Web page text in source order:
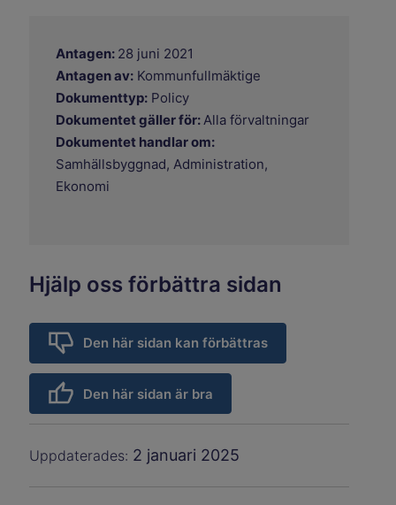
Antagen: 28 juni 2021
Antagen av: Kommunfullmäktige
Dokumenttyp: Policy
Dokumentet gäller för: Alla förvaltningar
Dokumentet handlar om:
Samhällsbyggnad, Administration,
Ekonomi
Hjälp oss förbättra sidan
Den här sidan kan förbättras
Den här sidan är bra
Uppdaterades: 2 januari 2025